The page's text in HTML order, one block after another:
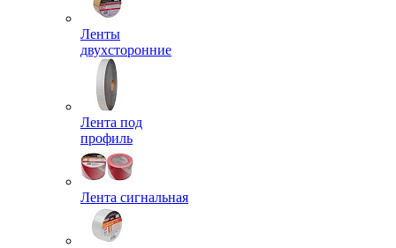
Ленты
двухсторонние
Лента под
профиль
Лента сигнальная